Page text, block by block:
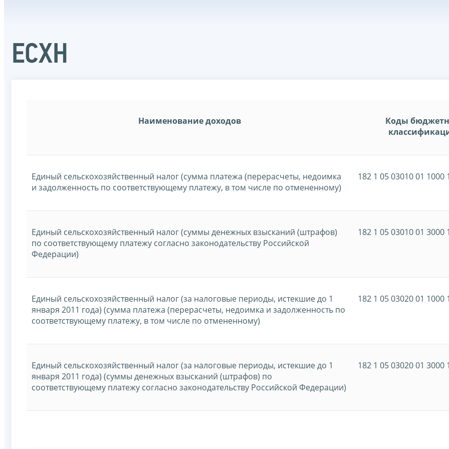
ЕСХН
Наименование доходов
Коды
Единый сельскохозяйственный налог (сумма платежа (перерасчеты, недоимка
и задолженность по соответствующему платежу, в том числе по отмененному)
182 1 05 03010 01 1000
Единый сельскохозяйственный налог (суммы денежных взысканий (штрафов)
по соответствующему платежу согласно законодательству Российской
Федерации)
182 1 05 03010 01 3000
Единый сельскохозяйственный налог (за налоговые периоды, истекшие до 1
января 2011 года) (сумма платежа (перерасчеты, недоимка и задолженность по
соответствующему платежу, в том числе по отмененному)
182 1 05 03020 01 1000
Единый сельскохозяйственный налог (за налоговые периоды, истекшие до 1
января 2011 года) (суммы денежных взысканий (штрафов) по
соответствующему платежу согласно законодательству Российской Федерации)
182 1 05 03020 01 3000